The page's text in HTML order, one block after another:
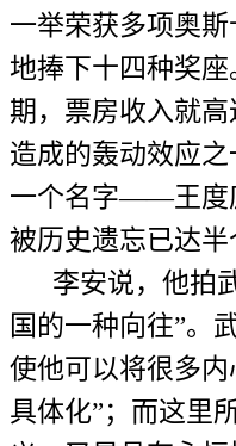
一举荣获多项奥
地捧下十四种奖
期，票房收入就
造成的轰动效应
一个名字——王度
被历史遗忘已达半
李安说，他拍
国的一种向往”。
使他可以将很多内
具体化”；而这里